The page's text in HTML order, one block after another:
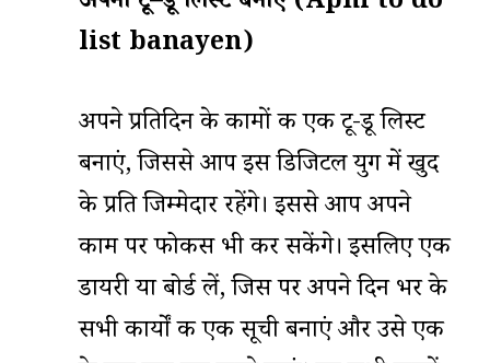
list banayen)
अपने प्रतिदिन के कामों की एक टू-डू लिस्ट
बनाएं, जिससे आप इस डिजिटल युग में खुद
के प्रति जिम्मेदार रहेंगे। इससे आप अपने
काम पर फोकस भी कर सकेंगे। इसलिए एक
डायरी या बोर्ड लें, जिस पर अपने दिन भर के
सभी कार्यों की एक सूची बनाएं और उसे एक